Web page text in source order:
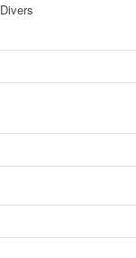
Divers